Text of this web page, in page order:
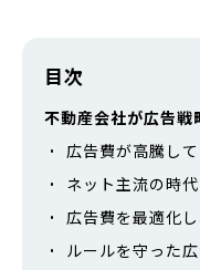
目次
不動産会社が広告戦
広告費が高騰し
ネット主流の時
広告費を最適化
ルールを守った